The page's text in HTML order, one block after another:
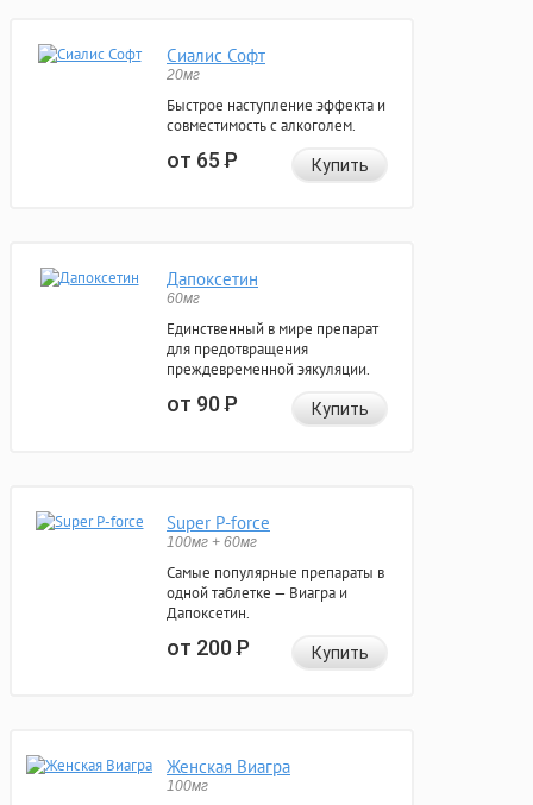
Сиалис Софт
20мг
Быстрое наступление эффекта и
совместимость с алкоголем.
от 65Р Купить
Дапоксетин
60мг
Единственный в мире препарат
для предотвращения
преждевременной эякуляции.
от 90Р Купить
Super P-force
100мг + 60мг
Самые популярные препараты в
одной таблетке — Виагра и
Дапоксетин.
от 200Р Купить
Женская Виагра
100мг